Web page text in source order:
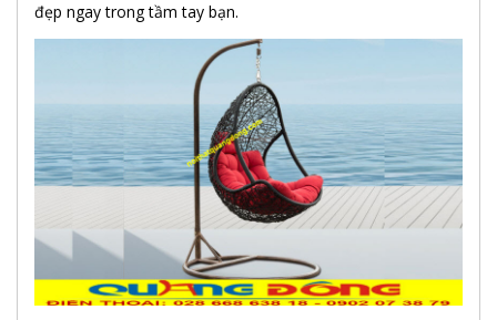
đẹp ngay trong tầm tay bạn.